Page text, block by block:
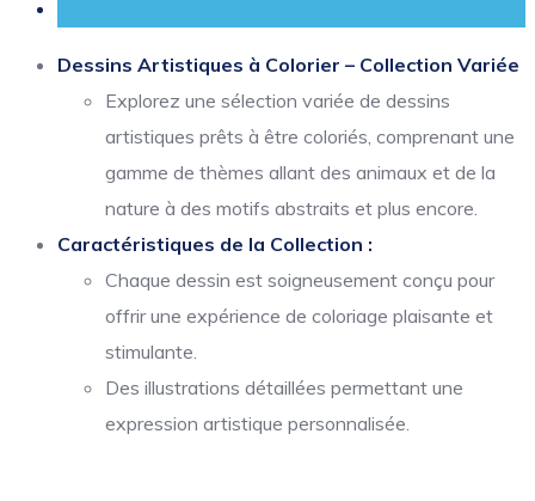
Dessins Artistiques à Colorier – Collection Variée
Explorez une sélection variée de dessins
artistiques prêts à être coloriés, comprenant une
gamme de thèmes allant des animaux et de la
nature à des motifs abstraits et plus encore.
Caractéristiques de la Collection :
Chaque dessin est soigneusement conçu pour
offrir une expérience de coloriage plaisante et
stimulante.
Des illustrations détaillées permettant une
expression artistique personnalisée.